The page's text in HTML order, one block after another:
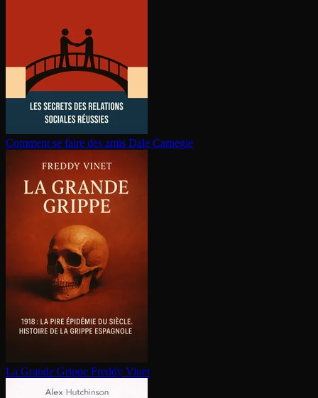
Comment se faire des amis Dale Carnegie
La Grande Grippe Freddy Vinet